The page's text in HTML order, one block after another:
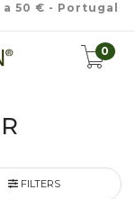
50 € - Portugal
0
FILTERS